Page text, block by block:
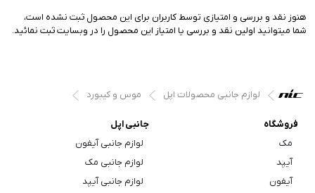
هنوز نقد و بررسی و امتیازی توسط کاربران برای این محصول ثبت نشده است،
شما میتوانید اولین نقد و بررسی یا امتیاز این محصول را در وبسایت ثبت نمائید.
لوازم جانبی محصولات اپل موس و کیبورد
فروشگاه
مک
آیپد
آیفون
جانبی اپل
لوازم جانبی آیفون
لوازم جانبی مک
لوازم جانبی آیپد